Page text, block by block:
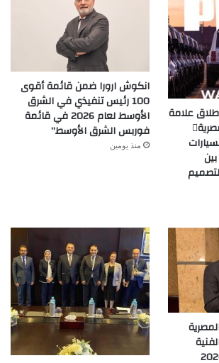
علامة
iCAUR في السوق المصرية
انكوش ارورا ضمن قائمة أقوى
100 رئيس تنفيذي في الشرق
الأوسط لعام 2026 في قائمة
فوربس الشرق الأوسط”
منذ يومين